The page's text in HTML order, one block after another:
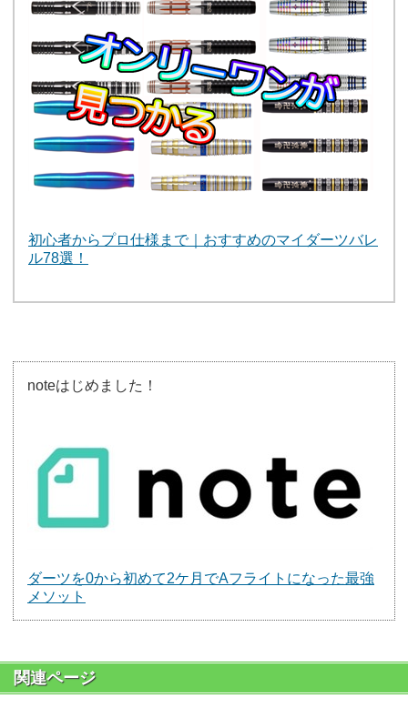
初心者からプロ仕様まで｜おすすめのマイダーツバレ
ル78選！
noteはじめました！
ダーツを0から初めて2ケ月でAフライトになった最強
メソット
関連ページ